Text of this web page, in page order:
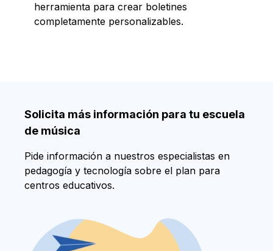
herramienta para crear boletines
completamente personalizables.
Solicita más información para tu escuela
de música
Pide información a nuestros especialistas en
pedagogía y tecnología sobre el plan para
centros educativos.